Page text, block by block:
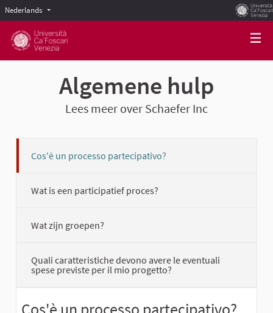
Nederlands Scegli la lingua
Algemene hulp
Lees meer over Schaefer Inc
Cos'è un processo partecipativo?
Wat is een participatief proces?
Wat zijn groepen?
Quali caratteristiche devono avere le eventuali
spese previste per il mio progetto?